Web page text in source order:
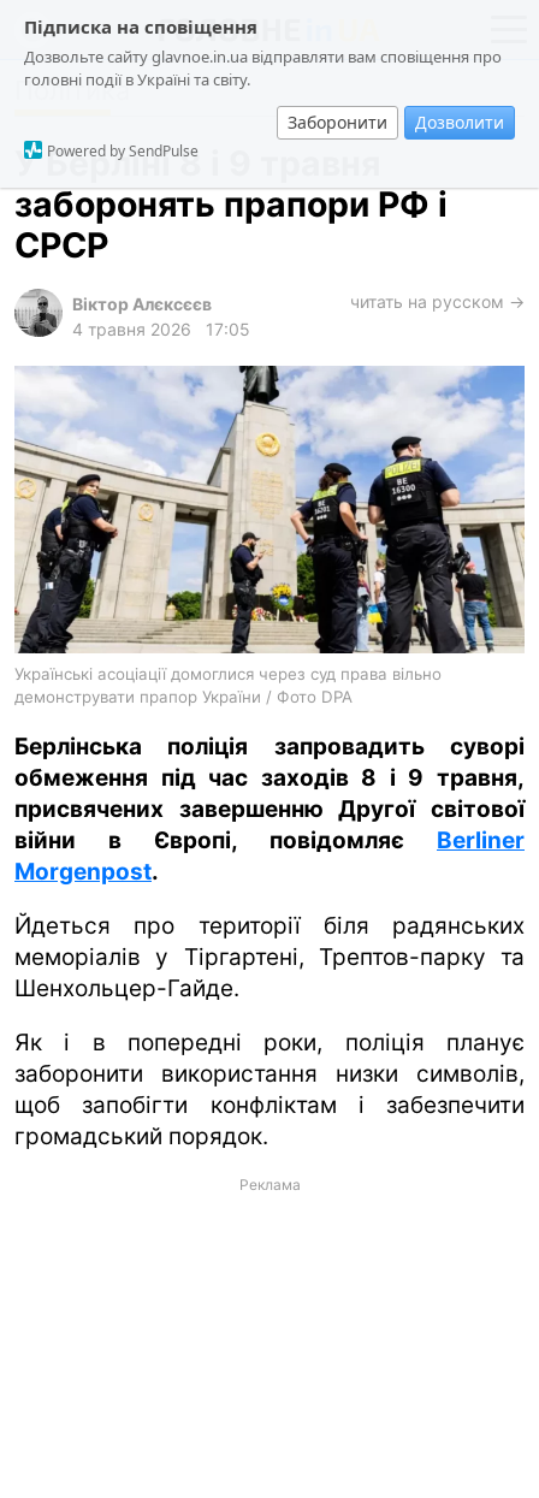
Підписка на сповіщення
Дозвольте сайту glavnoe.in.ua відправляти вам сповіщення про
головні події в Україні та світу.
Заборонити Дозволити
Powered by SendPulse
новини
про проєкт
суспільство
події
лонгріди
харків
архів
gambling
ua ru en
Політика
У Берліні 8 і 9 травня
заборонять прапори РФ і
СРСР
Віктор Алєксєєв
4 травня 2026
17:05
читать на русском →
Українські асоціації домоглися через суд права вільно
демонструвати прапор України / Фото DPA
Берлінська поліція запровадить суворі
обмеження під час заходів 8 і 9 травня,
присвячених завершенню Другої світової
війни в Європі, повідомляє Berliner
Morgenpost.
Йдеться про території біля радянських
меморіалів у Тіргартені, Трептов-парку та
Шенхольцер-Гайде.
Як і в попередні роки, поліція планує
заборонити використання низки символів,
щоб запобігти конфліктам і забезпечити
громадський порядок.
Реклама